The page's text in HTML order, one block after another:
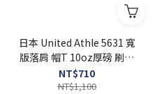
日本 United Athle 5631 寬
版落肩 帽T 10oz厚磅 刷毛
連帽【 FUZY 】 - UA5631
NT$710
NT$1,100